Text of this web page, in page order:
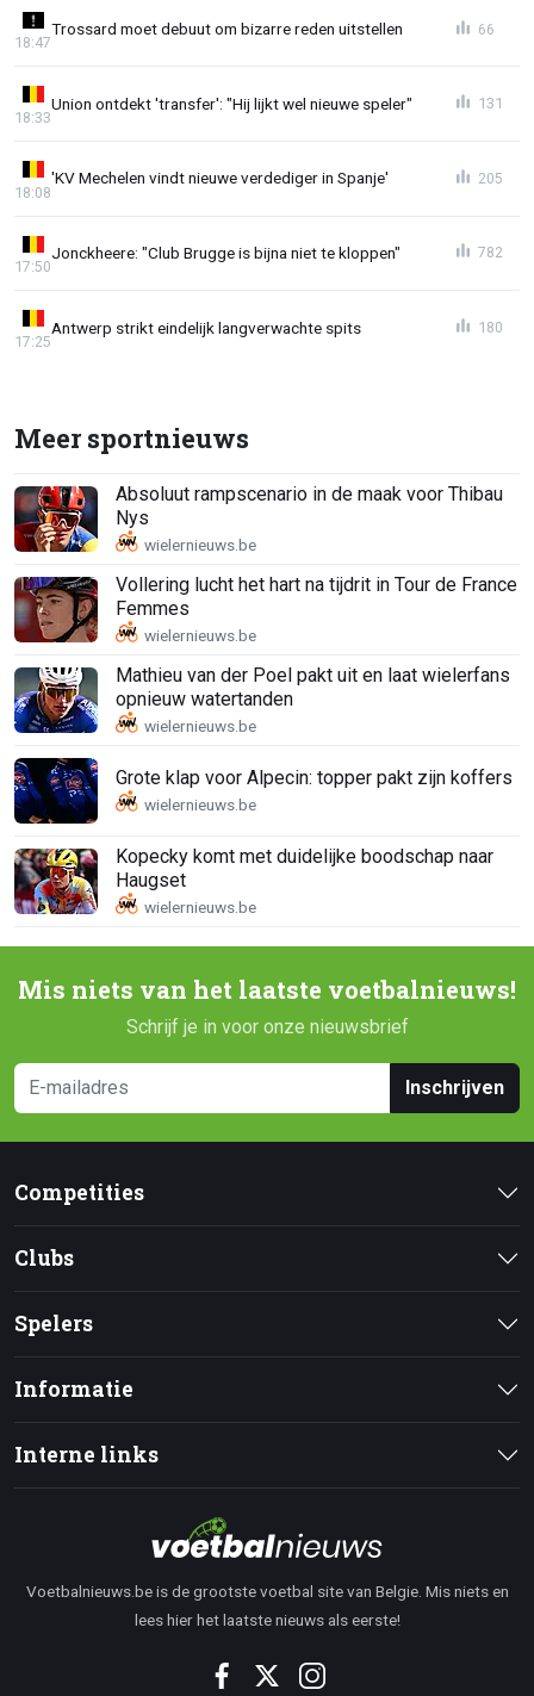
Trossard moet debuut om bizarre reden uitstellen
18:47
66
Union ontdekt 'transfer': "Hij lijkt wel nieuwe speler"
18:33
131
'KV Mechelen vindt nieuwe verdediger in Spanje'
18:08
205
Jonckheere: "Club Brugge is bijna niet te kloppen"
17:50
782
Antwerp strikt eindelijk langverwachte spits
17:25
180
Meer sportnieuws
Absoluut rampscenario in de maak voor Thibau
Nys
Vollering lucht het hart na tijdrit in Tour de France
Femmes
Mathieu van der Poel pakt uit en laat wielerfans
opnieuw watertanden
Grote klap voor Alpecin: topper pakt zijn koffers
Kopecky komt met duidelijke boodschap naar
Haugset
Mis niets van het laatste voetbalnieuws!
Schrijf je in voor onze nieuwsbrief
Inschrijven
Competities
Clubs
Spelers
Informatie
Interne links
Voetbalnieuws.be is de grootste voetbal site van Belgie. Mis niets en
lees hier het laatste nieuws als eerste!